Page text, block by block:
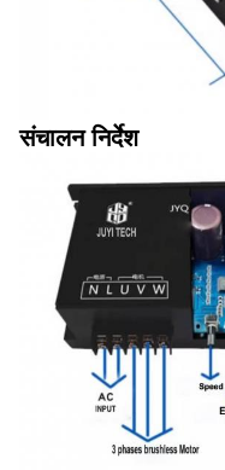
संचालन निर्देश